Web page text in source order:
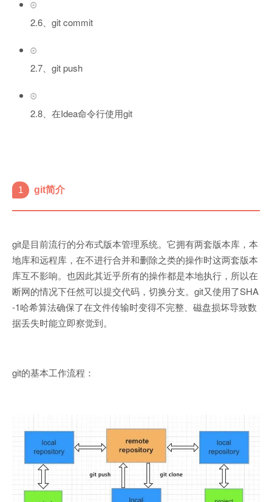
2.6、git commit
2.7、git push
2.8、在Idea命令行使用git
1 git简介
git是目前流行的分布式版本管理系统。它拥有两套版本库，本
地库和远程库，在不进行合并和删除之类的操作时这两套版本
库互不影响。也因此其近乎所有的操作都是本地执行，所以在
断网的情况下任然可以提交代码，切换分支。git又使用了SHA
-1哈希算法确保了在文件传输时变得不完整、磁盘损坏导致数
据丢失时能立即察觉到。
git的基本工作流程：